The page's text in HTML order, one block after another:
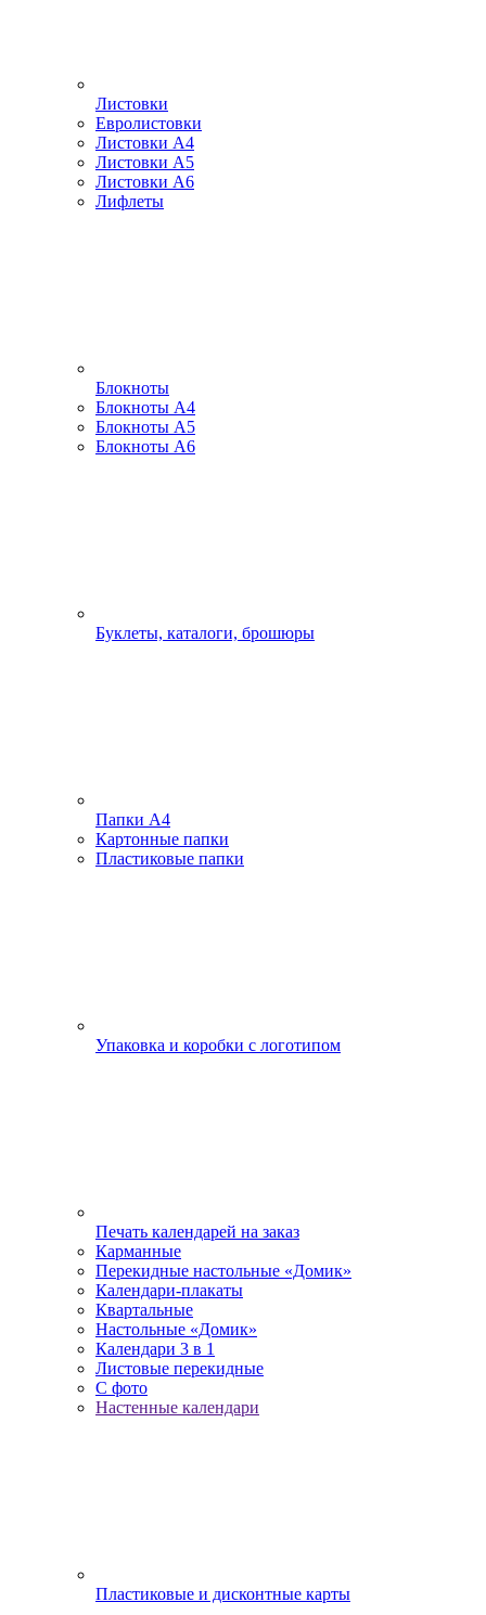
Листовки
Евролистовки
Листовки А4
Листовки А5
Листовки А6
Лифлеты
Блокноты
Блокноты А4
Блокноты А5
Блокноты А6
Буклеты, каталоги, брошюры
Папки А4
Картонные папки
Пластиковые папки
Упаковка и коробки с логотипом
Печать календарей на заказ
Карманные
Перекидные настольные «Домик»
Календари-плакаты
Квартальные
Настольные «Домик»
Календари 3 в 1
Листовые перекидные
С фото
Настенные календари
Пластиковые и дисконтные карты